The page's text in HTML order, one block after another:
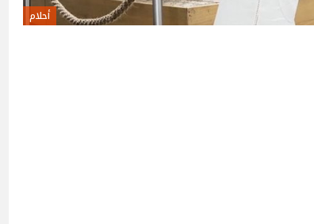
أحلام